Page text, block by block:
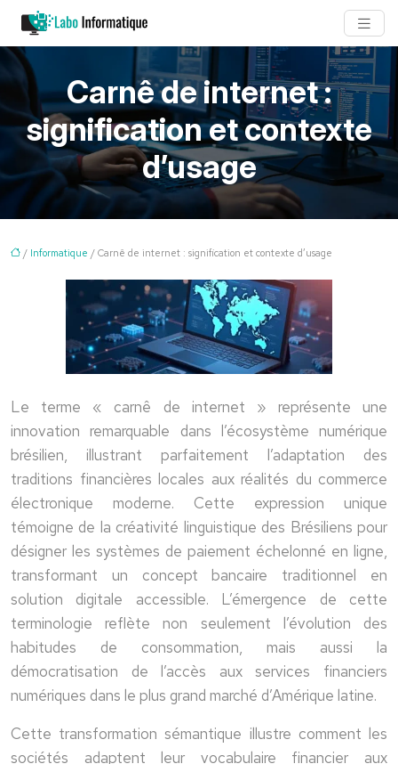
Carnê de internet :
signification et contexte
d’usage
/ Informatique / Carnê de internet : signification et contexte d’usage
Le terme « carnê de internet » représente une
innovation remarquable dans l’écosystème numérique
brésilien, illustrant parfaitement l’adaptation des
traditions financières locales aux réalités du commerce
électronique moderne. Cette expression unique
témoigne de la créativité linguistique des Brésiliens pour
désigner les systèmes de paiement échelonné en ligne,
transformant un concept bancaire traditionnel en
solution digitale accessible. L’émergence de cette
terminologie reflète non seulement l’évolution des
habitudes de consommation, mais aussi la
démocratisation de l’accès aux services financiers
numériques dans le plus grand marché d’Amérique latine.
Cette transformation sémantique illustre comment les
sociétés adaptent leur vocabulaire financier aux